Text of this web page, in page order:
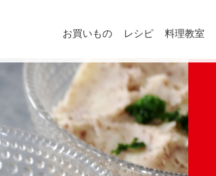
お買いもの
レシピ 料理教室